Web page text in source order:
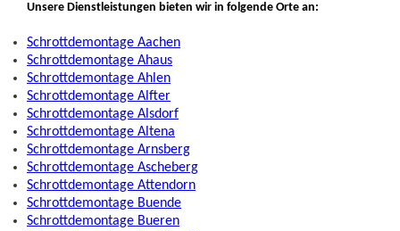
Unsere Dienstleistungen bieten wir in folgende Orte an:
Schrottdemontage Aachen
Schrottdemontage Ahaus
Schrottdemontage Ahlen
Schrottdemontage Alfter
Schrottdemontage Alsdorf
Schrottdemontage Altena
Schrottdemontage Arnsberg
Schrottdemontage Ascheberg
Schrottdemontage Attendorn
Schrottdemontage Buende
Schrottdemontage Bueren